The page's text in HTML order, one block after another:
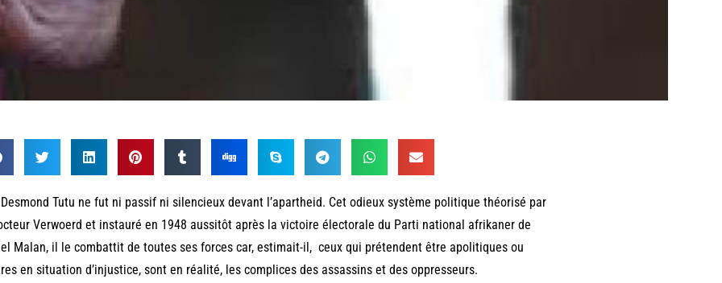
Tutu ne fut ni passif ni silencieux devant l’apartheid. Cet odieux système politique théorisé par
Verwoerd et instauré en 1948 aussitôt après la victoire électorale du Parti national afrikaner de
Malan, il le combattit de toutes ses forces car, estimait-il, ceux qui prétendent être apolitiques ou
en situation d’injustice, sont en réalité, les complices des assassins et des oppresseurs.